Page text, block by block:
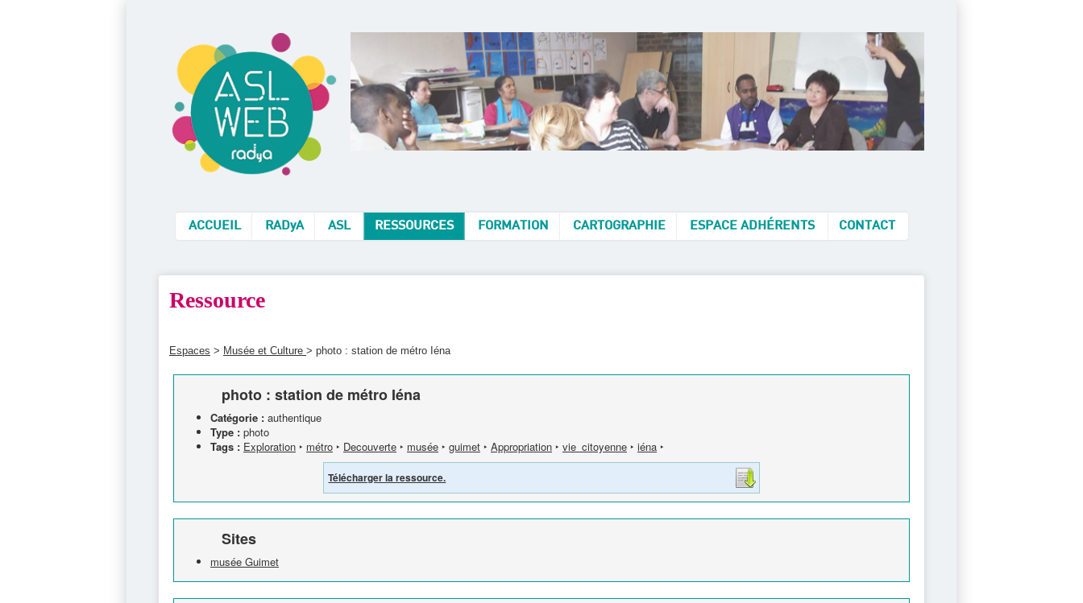
ACCUEIL RADyA ASL RESSOURCES FORMATION CARTOGRAPHIE ESPACE ADHÉRENTS CONTACT
Ressource
Espaces > Musée et Culture > photo : station de métro Iéna
photo : station de métro Iéna
Catégorie : authentique
Type : photo
Tags : Exploration ‣ métro ‣ Decouverte ‣ musée ‣ guimet ‣ Appropriation ‣ vie_citoyenne ‣ iéna ‣
Télécharger la ressource.
Sites
musée Guimet